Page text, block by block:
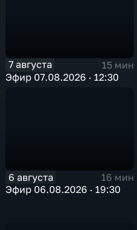
7 августа
15 мин
Эфир 07.08.2026 · 12:30
6 августа
16 мин
Эфир 06.08.2026 · 19:30